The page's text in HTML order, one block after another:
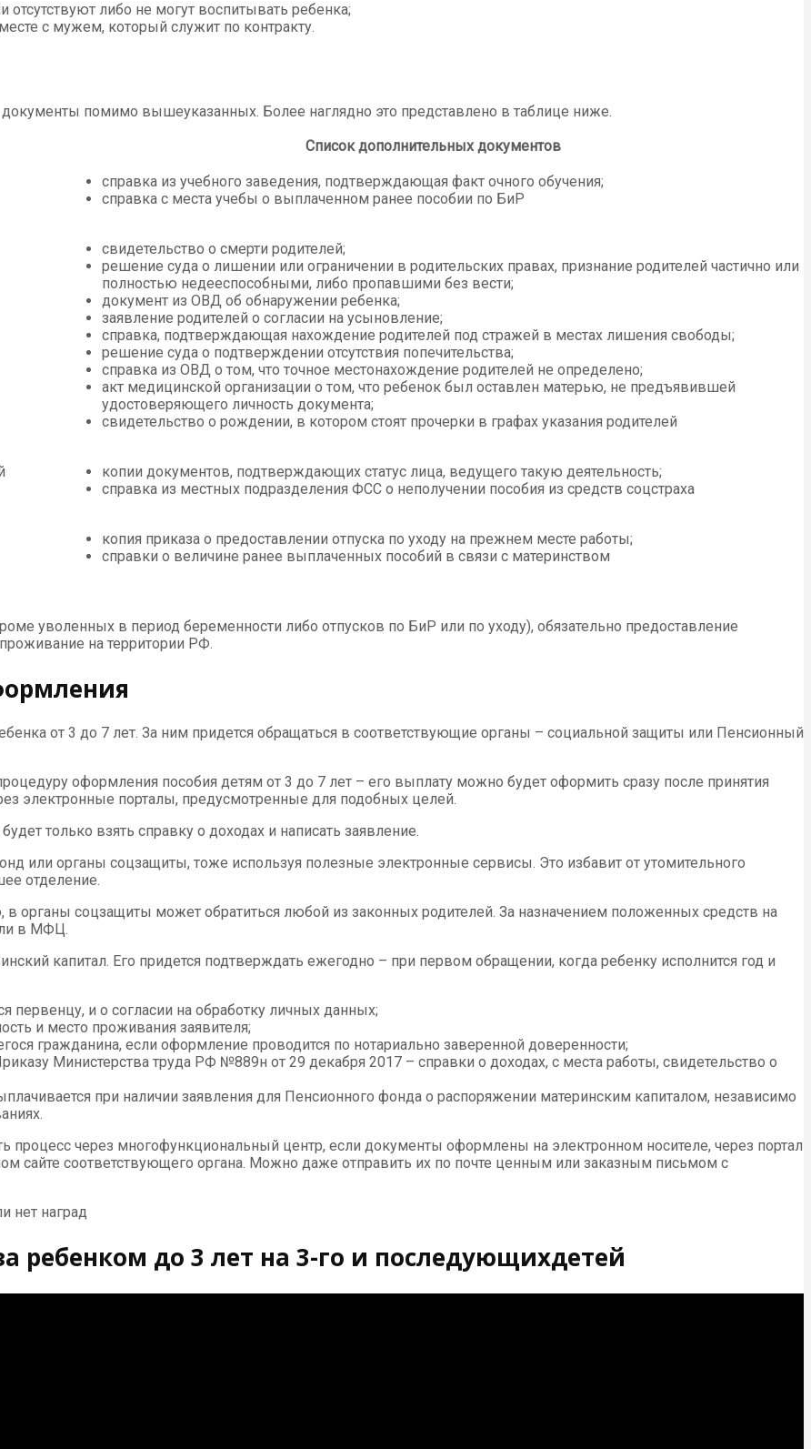
либо не могут воспитывать ребенка;
с мужем, который служит по контракту.
помимо вышеуказанных. Более наглядно это представлено в таблице ниже.
Список дополнительных документов
справка из учебного заведения, подтверждающая факт очного обучения;
справка с места учебы о выплаченном ранее пособии по БиР
свидетельство о смерти родителей;
решение суда о лишении или ограничении в родительских правах, признание родителей частично или
полностью недееспособными, либо пропавшими без вести;
документ из ОВД об обнаружении ребенка;
заявление родителей о согласии на усыновление;
справка, подтверждающая нахождение родителей под стражей в местах лишения свободы;
решение суда о подтверждении отсутствия попечительства;
справка из ОВД о том, что точное местонахождение родителей не определено;
акт медицинской организации о том, что ребенок был оставлен матерью, не предъявившей
удостоверяющего личность документа;
свидетельство о рождении, в котором стоят прочерки в графах указания родителей
копии документов, подтверждающих статус лица, ведущего такую деятельность;
справка из местных подразделения ФСС о неполучении пособия из средств соцстраха
копия приказа о предоставлении отпуска по уходу на прежнем месте работы;
справки о величине ранее выплаченных пособий в связи с материнством
уволенных в период беременности либо отпусков по БиР или по уходу), обязательно предоставление
на территории РФ.
от 3 до 7 лет. За ним придется обращаться в соответствующие органы – социальной защиты или Пенсионный
оформления пособия детям от 3 до 7 лет – его выплату можно будет оформить сразу после принятия
электронные порталы, предусмотренные для подобных целей.
только взять справку о доходах и написать заявление.
или органы соцзащиты, тоже используя полезные электронные сервисы. Это избавит от утомительного
отделение.
органы соцзащиты может обратиться любой из законных родителей. За назначением положенных средств на
в МФЦ.
капитал. Его придется подтверждать ежегодно – при первом обращении, когда ребенку исполнится год и
первенцу, и о согласии на обработку личных данных;
и место проживания заявителя;
гражданина, если оформление проводится по нотариально заверенной доверенности;
Министерства труда РФ №889н от 29 декабря 2017 – справки о доходах, с места работы, свидетельство о
при наличии заявления для Пенсионного фонда о распоряжении материнским капиталом, независимо
процесс через многофункциональный центр, если документы оформлены на электронном носителе, через портал
сайте соответствующего органа. Можно даже отправить их по почте ценным или заказным письмом с
нет наград
ребенком до 3 лет на 3-го и последующихдетей